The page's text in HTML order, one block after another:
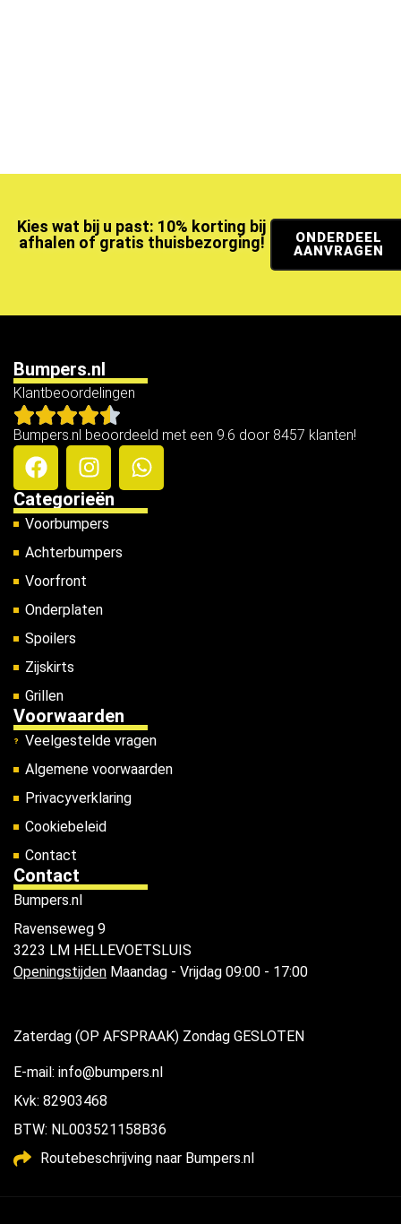
Kies wat bij u past: 10% korting bij
afhalen of gratis thuisbezorging!
ONDERDEEL
AANVRAGEN
Bumpers.nl
Klantbeoordelingen
Bumpers.nl beoordeeld met een 9.6 door 8457 klanten!
Categorieën
Voorbumpers
Achterbumpers
Voorfront
Onderplaten
Spoilers
Zijskirts
Grillen
Voorwaarden
Veelgestelde vragen
Algemene voorwaarden
Privacyverklaring
Cookiebeleid
Contact
Contact
Bumpers.nl
Ravenseweg 9
3223 LM HELLEVOETSLUIS
Openingstijden Maandag - Vrijdag 09:00 - 17:00
Zaterdag (OP AFSPRAAK) Zondag GESLOTEN
E-mail: info@bumpers.nl
Kvk: 82903468
BTW: NL003521158B36
Routebeschrijving naar Bumpers.nl